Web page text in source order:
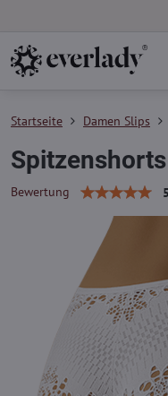
Startseite Damen Slips
Bewertung 5